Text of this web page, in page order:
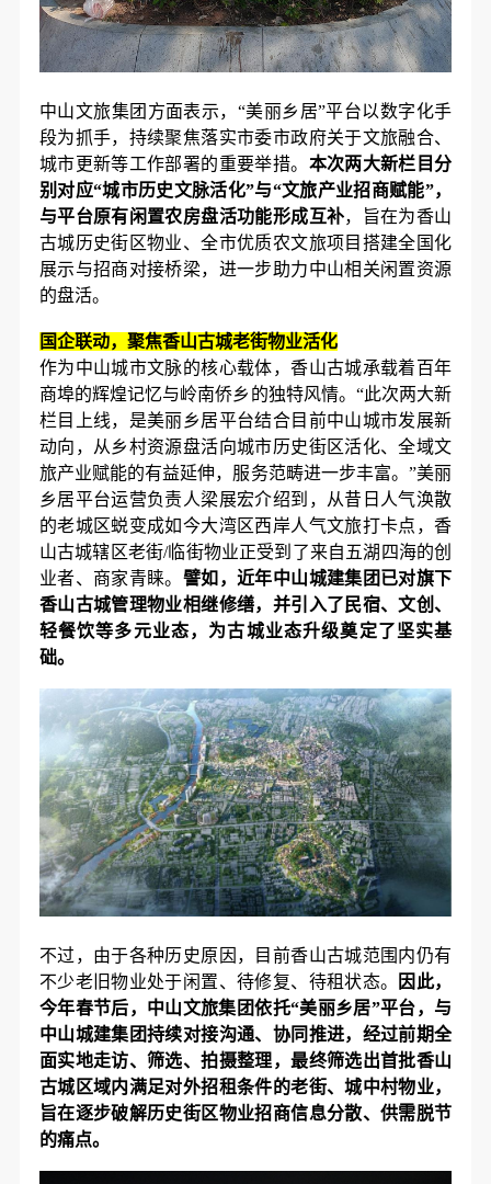
中山文旅集团方面表示，“美丽乡居”平台以数字化手
段为抓手，持续聚焦落实市委市政府关于文旅融合、
城市更新等工作部署的重要举措。 本次两大新栏目分
别对应“城市历史文脉活化”与“文旅产业招商赋能”，
与平台原有闲置农房盘活功能形成互补，旨在为香山
古城历史街区物业、全市优质农文旅项目搭建全国化
展示与招商对接桥梁，进一步助力中山相关闲置资源
的盘活。
国企联动，聚焦香山古城老街物业活化
作为中山城市文脉的核心载体，香山古城承载着百年
商埠的辉煌记忆与岭南侨乡的独特风情。“此次两大新
栏目上线，是美丽乡居平台结合目前中山城市发展新
动向，从乡村资源盘活向城市历史街区活化、全域文
旅产业赋能的有益延伸，服务范畴进一步丰富。”美丽
乡居平台运营负责人梁展宏介绍到，从昔日人气涣散
的老城区蜕变成如今大湾区西岸人气文旅打卡点，香
山古城辖区老街/临街物业正受到了来自五湖四海的创
业者、商家青睐。 譬如，近年中山城建集团已对旗下
香山古城管理物业相继修缮，并引入了民宿、文创、
轻餐饮等多元业态，为古城业态升级奠定了坚实基
础。
不过，由于各种历史原因，目前香山古城范围内仍有
不少老旧物业处于闲置、待修复、待租状态。
因此，
今年春节后，中山文旅集团依托“美丽乡居”平台，与
中山城建集团持续对接沟通、协同推进，经过前期全
面实地走访、筛选、拍摄整理，最终筛选出首批香山
古城区域内满足对外招租条件的老街、城中村物业，
旨在逐步破解历史街区物业招商信息分散、供需脱节
的痛点。